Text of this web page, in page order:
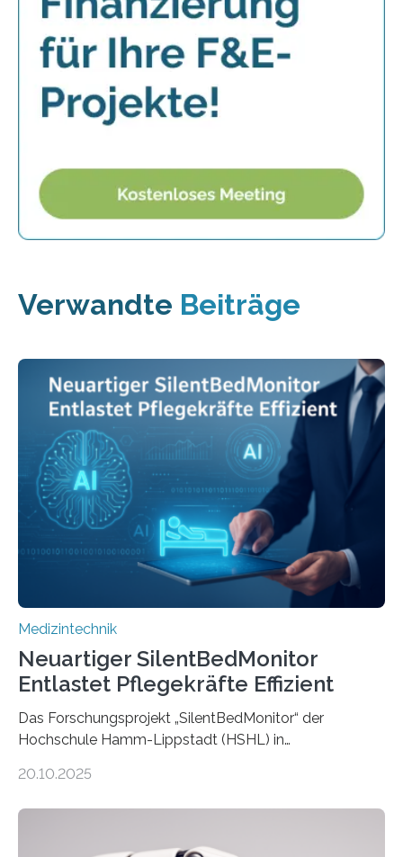
Verwandte Beiträge
Medizintechnik
Neuartiger SilentBedMonitor
Entlastet Pflegekräfte Effizient
Das Forschungsprojekt „SilentBedMonitor“ der
Hochschule Hamm-Lippstadt (HSHL) in
auf Personen ab, die bettlägerig sind oder in ihrer
Entwicklung der Sensorik und Datenübertragung. Die
20.10.2025